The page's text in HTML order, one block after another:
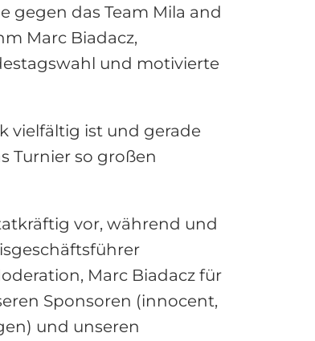
gegen das Team Mila and
Marc Biadacz,
und motivierte
vielfältig ist und gerade
Turnier so großen
vor, während und
Marc Biadacz für
Sponsoren (innocent,
und unseren